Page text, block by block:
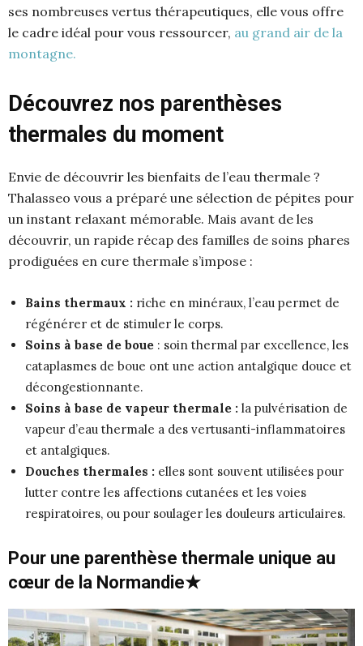
ses nombreuses vertus thérapeutiques, elle vous offre
le cadre idéal pour vous ressourcer, au grand air de la
montagne.
Découvrez nos parenthèses
thermales du moment
Envie de découvrir les bienfaits de l’eau thermale ?
Thalasseo vous a préparé une sélection de pépites pour
un instant relaxant mémorable. Mais avant de les
découvrir, un rapide récap des familles de soins phares
prodiguées en cure thermale s’impose :
Bains thermaux : riche en minéraux, l’eau permet de
régénérer et de stimuler le corps.
Soins à base de boue : soin thermal par excellence, les
cataplasmes de boue ont une action antalgique douce et
décongestionnante.
Soins à base de vapeur thermale : la pulvérisation de
vapeur d’eau thermale a des vertusanti-inflammatoires
et antalgiques.
Douches thermales : elles sont souvent utilisées pour
lutter contre les affections cutanées et les voies
respiratoires, ou pour soulager les douleurs articulaires.
Pour une parenthèse thermale unique au
cœur de la Normandie★